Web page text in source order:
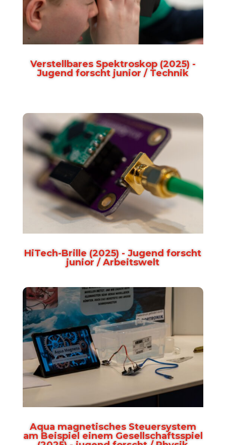
Verstellbares Spektroskop (2025) -
Jugend forscht junior / Technik
HiTech-Brille (2025) - Jugend forscht
junior / Arbeitswelt
Aqua magnetisches Steuersystem
am Beispiel einem Gesellschaftsspiel